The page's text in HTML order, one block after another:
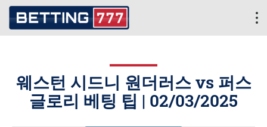
웨스턴 시드니 원더러스 vs 퍼스
글로리 베팅 팁 | 02/03/2025